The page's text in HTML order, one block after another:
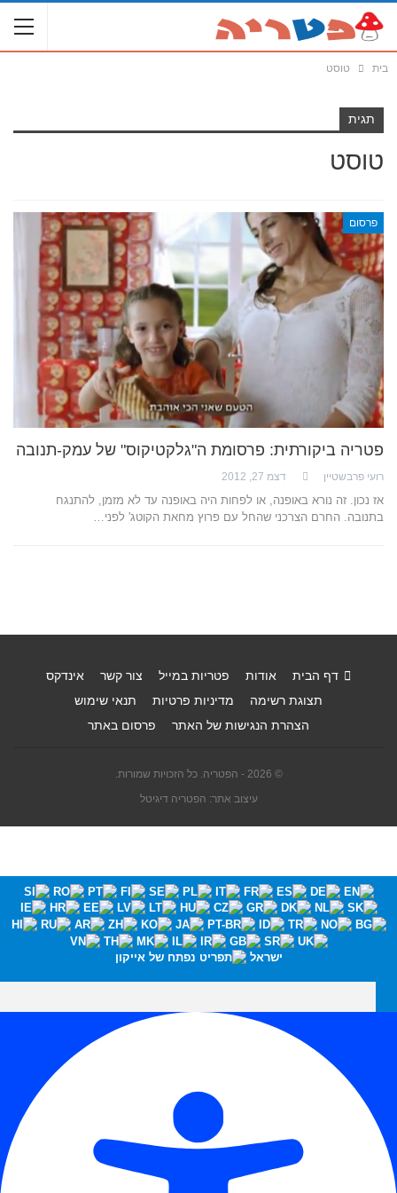
בית טוסט
תגית
טוסט
פרסום
פטריה ביקורתית: פרסומת ה"גלקטיקוס" של עמק-תנובה
רועי פרבשטיין דצמ 27, 2012
אז נכון. זה נורא באופנה, או לפחות היה באופנה עד לא מזמן, להתנגח
בתנובה. החרם הצרכני שהחל עם פרוץ מחאת הקוטג' לפני…
דף הבית אודות פטריות במייל צור קשר
אינדקס
תצוגת רשימה
מדיניות פרטיות
תנאי שימוש
הצהרת הנגישות של האתר
פרסום באתר
© 2026 - הפטריה. כל הזכויות שמורות.
עיצוב אתר: הפטריה דיגיטל
ישראל